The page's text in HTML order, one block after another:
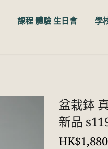
課程 體驗 生日會
學
盆栽鉢
新品
HK$1,880